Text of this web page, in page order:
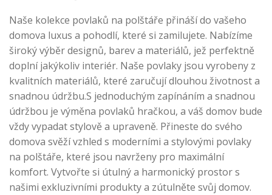
Naše kolekce povlaků na polštáře přináší do vašeho
domova luxus a pohodlí, které si zamilujete. Nabízíme
široký výběr designů, barev a materiálů, jež perfektně
doplní jakýkoliv interiér. Naše povlaky jsou vyrobeny z
kvalitních materiálů, které zaručují dlouhou životnost a
snadnou údržbu.S jednoduchým zapínáním a snadnou
údržbou je výměna povlaků hračkou, a váš domov bude
vždy vypadat stylově a upraveně. Přineste do svého
domova svěží vzhled s moderními a stylovými povlaky
na polštáře, které jsou navrženy pro maximální
komfort. Vytvořte si útulný a harmonický prostor s
našimi exkluzivními produkty a zútulněte svůj domov.